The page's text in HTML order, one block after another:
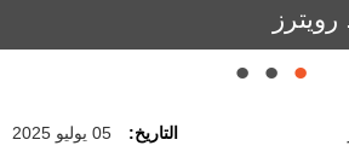
التاريخ: 05 يوليو 2025